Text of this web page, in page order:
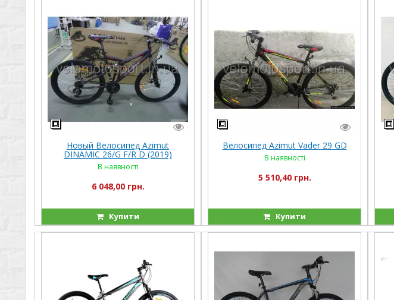
Новый Велосипед Azimut
DINAMIC 26/G F/R D (2019)
В наявності
6 048,00 грн.
Купити
Велосипед Azimut Vader 29 GD
В наявності
5 510,40 грн.
Купити